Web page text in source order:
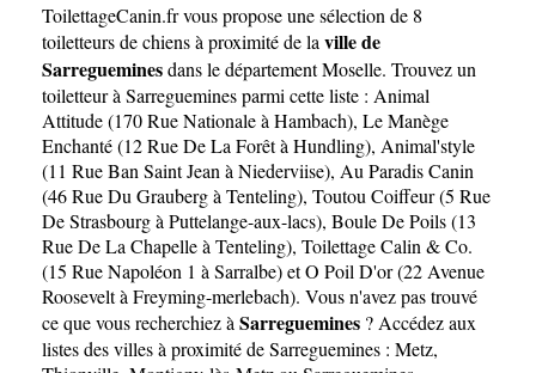
ToilettageCanin.frvous propose une sélection de 8
toiletteurs de chiens à proximité de la ville de
Sarregueminesdans le départementMoselle. Trouvez un
toiletteur à Sarreguemines parmi cette liste : Animal
Attitude (170 Rue Nationale à Hambach), Le Manège
Enchanté (12 Rue De La Forêt à Hundling), Animal'style
(11 Rue Ban Saint Jean à Niederviise), Au Paradis Canin
(46 Rue Du Grauberg à Tenteling), Toutou Coiffeur (5 Rue
De Strasbourg à Puttelange-aux-lacs), Boule De Poils (13
Rue De La Chapelle à Tenteling), Toilettage Calin & Co.
(15 Rue Napoléon 1 à Sarralbe)etO Poil D'or (22 Avenue
Roosevelt à Freyming-merlebach). Vous n'avez pas trouvé
ce que vous recherchiez à Sarreguemines ? Accédez aux
listes des villes à proximité de Sarreguemines : Metz,